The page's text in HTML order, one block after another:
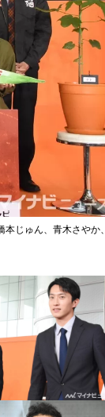
じゅん、青木さやか、